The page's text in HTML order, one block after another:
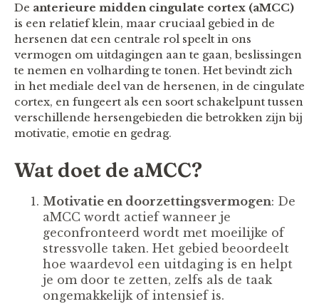
De anterieure midden cingulate cortex (aMCC)
is een relatief klein, maar cruciaal gebied in de
hersenen dat een centrale rol speelt in ons
vermogen om uitdagingen aan te gaan, beslissingen
te nemen en volharding te tonen. Het bevindt zich
in het mediale deel van de hersenen, in de cingulate
cortex, en fungeert als een soort schakelpunt tussen
verschillende hersengebieden die betrokken zijn bij
motivatie, emotie en gedrag.
Wat doet de aMCC?
Motivatie en doorzettingsvermogen: De
aMCC wordt actief wanneer je
geconfronteerd wordt met moeilijke of
stressvolle taken. Het gebied beoordeelt
hoe waardevol een uitdaging is en helpt
je om door te zetten, zelfs als de taak
ongemakkelijk of intensief is.